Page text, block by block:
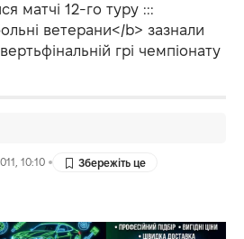
матчі 12-го туру :::
ветерани</b> зазнали
грі чемпіонату
10:10